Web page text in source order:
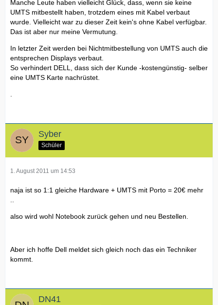
Manche Leute haben vielleicht Glück, dass, wenn sie keine
UMTS mitbestellt haben, trotzdem eines mit Kabel verbaut
wurde. Vielleicht war zu dieser Zeit kein's ohne Kabel verfügbar.
Das ist aber nur meine Vermutung.
In letzter Zeit werden bei Nichtmitbestellung von UMTS auch die
entsprechen Displays verbaut.
So verhindert DELL, dass sich der Kunde -kostengünstig- selber
eine UMTS Karte nachrüstet.
Syber
Schüler
1. August 2011 um 14:53
naja ist so 1:1 gleiche Hardware + UMTS mit Porto = 20€ mehr
also wird wohl Notebook zurück gehen und neu Bestellen.
Aber ich hoffe Dell meldet sich gleich noch das ein Techniker
kommt.
DN41